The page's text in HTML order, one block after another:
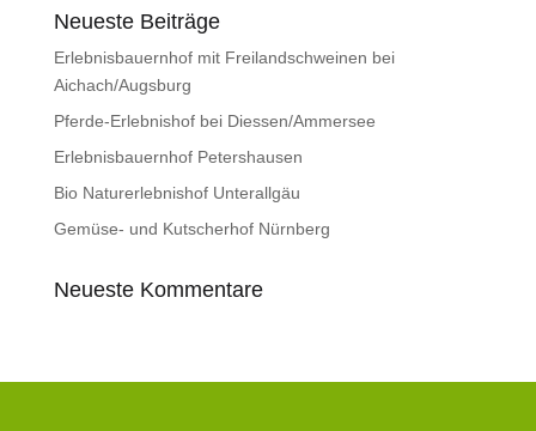
Neueste Beiträge
Erlebnisbauernhof mit Freilandschweinen bei
Aichach/Augsburg
Pferde-Erlebnishof bei Diessen/Ammersee
Erlebnisbauernhof Petershausen
Bio Naturerlebnishof Unterallgäu
Gemüse- und Kutscherhof Nürnberg
Neueste Kommentare